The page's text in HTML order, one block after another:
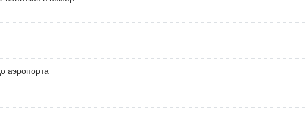
аэропорта